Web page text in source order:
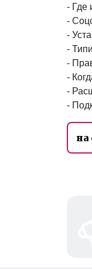
- Где
-
-
-
-
-
-
-
на